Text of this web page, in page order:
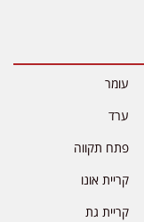
עומר
פתח תקווה
קריית אונו
קריית גת